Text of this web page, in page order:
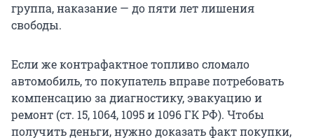
группа, наказание — до пяти лет лишения
свободы.
Если же контрафактное топливо сломало
автомобиль, то покупатель вправе потребовать
компенсацию за диагностику, эвакуацию и
ремонт (ст. 15, 1064, 1095 и 1096 ГК РФ). Чтобы
получить деньги, нужно доказать факт покупки,